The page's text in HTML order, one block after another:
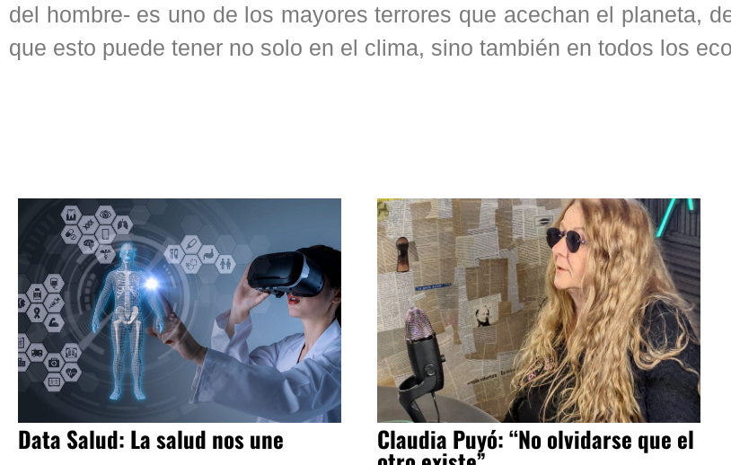
del hombre- es uno de los mayores terrores que acechan el planeta,
que esto puede tener no solo en el clima, sino también en todos los
Data Salud: La salud nos une Claudia Puyó: “No olvidarse que el